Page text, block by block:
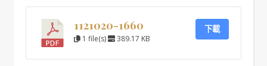
1121020-1660
1 file(s) 389.17 KB
下載